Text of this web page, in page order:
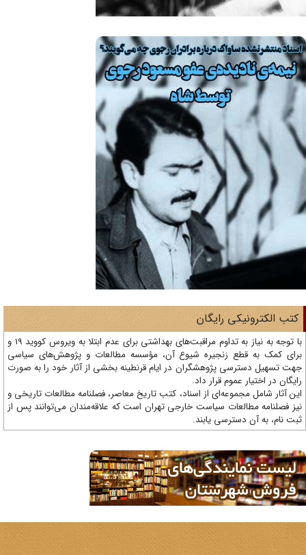
الکترونیکی رایگان
با توجه به نیاز به تداوم مراقبت‌های بهداشتی برای عدم ابتلا به ویروس کووید 19 و
کمک به قطع زنجیره شیوع آن، مؤسسه مطالعات و پژوهش‌های سیاسی
تسهیل دسترسی پژوهشگران در ایام قرنطینه بخشی از آثار خود را به صورت
در اختیار عموم قرار داد.
آثار شامل مجموعه‌ای از اسناد، کتب تاریخ معاصر، فصلنامه‌ مطالعات تاریخی و
فصلنامه مطالعات سیاست خارجی تهران است که علاقه‌مندان می‌توانند پس از
نام، به آن دسترسی یابند.